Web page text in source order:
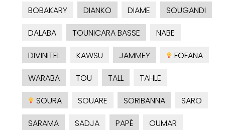
BOBAKARY
DIANKO DIAME
SOUGANDI
DALABA
TOUNICARA BASSE
NABE
DIVINITEL
KAWSU JAMMEY
FOFANA
WARABA
TOU TALL
TAHLE
SOURA
SOUARE SORIBANNA
SARO
SARAMA
SADJA PAPÉ
OUMAR